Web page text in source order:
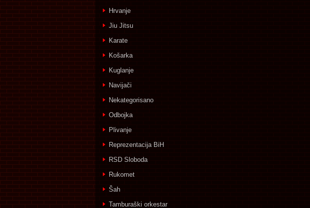
Hrvanje
Jiu Jitsu
Karate
Košarka
Kuglanje
Navijači
Nekategorisano
Odbojka
Plivanje
Reprezentacija BiH
RSD Sloboda
Rukomet
Šah
Tamburaški orkestar